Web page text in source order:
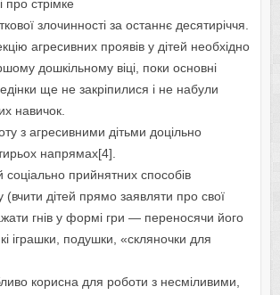
про стрімке
злочинності за останнє десятиріччя.
агресивних проявів у дітей необхідно
дошкільному віці, поки основні
ще не закріпилися і не набули
навичок.
з агресивними дітьми доцільно
напрямах[4].
соціально прийнятних способів
(вчити дітей прямо заявляти про свої
гнів у формі гри — переносячи його
іграшки, подушки, «скляночки для
корисна для роботи з несміливими,